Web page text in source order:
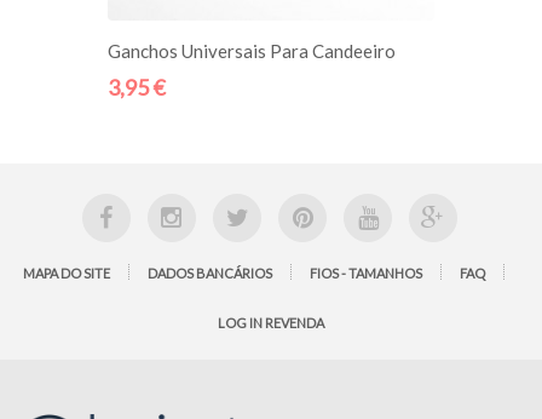
ADICIONE AO CESTO
Ganchos Universais Para Candeeiro
3,95 €
MAPA DO SITE DADOS BANCÁRIOS FIOS - TAMANHOS FAQ
LOG IN REVENDA